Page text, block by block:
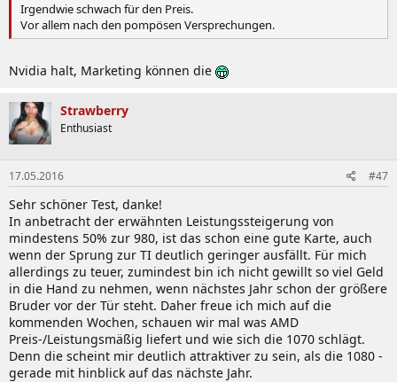
Irgendwie schwach für den Preis.
Vor allem nach den pompösen Versprechungen.
Nvidia halt, Marketing können die
Strawberry
Enthusiast
17.05.2016 #47
Sehr schöner Test, danke!
In anbetracht der erwähnten Leistungssteigerung von
mindestens 50% zur 980, ist das schon eine gute Karte, auch
wenn der Sprung zur TI deutlich geringer ausfällt. Für mich
allerdings zu teuer, zumindest bin ich nicht gewillt so viel Geld
in die Hand zu nehmen, wenn nächstes Jahr schon der größere
Bruder vor der Tür steht. Daher freue ich mich auf die
kommenden Wochen, schauen wir mal was AMD
Preis-/Leistungsmäßig liefert und wie sich die 1070 schlägt.
Denn die scheint mir deutlich attraktiver zu sein, als die 1080 -
gerade mit hinblick auf das nächste Jahr.